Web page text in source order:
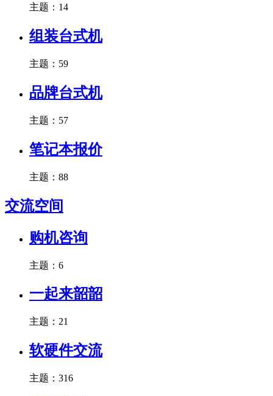
主题：14
组装台式机
主题：59
品牌台式机
主题：57
笔记本报价
主题：88
交流空间
购机咨询
主题：6
一起来韶韶
主题：21
软硬件交流
主题：316